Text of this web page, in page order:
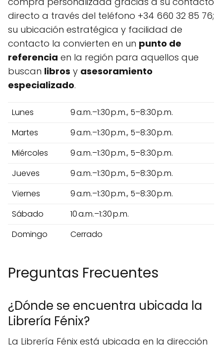
directo a través del teléfono +34 660 32 85 76;
su ubicación estratégica y facilidad de
contacto la convierten en un punto de
referencia en la región para aquellos que
buscan libros y asesoramiento
especializado.
Lunes
9 a.m.–1:30 p.m., 5–8:30 p.m.
Martes
9 a.m.–1:30 p.m., 5–8:30 p.m.
Miércoles
9 a.m.–1:30 p.m., 5–8:30 p.m.
Jueves
9 a.m.–1:30 p.m., 5–8:30 p.m.
Viernes
9 a.m.–1:30 p.m., 5–8:30 p.m.
Sábado
10 a.m.–1:30 p.m.
Domingo
Cerrado
Preguntas Frecuentes
¿Dónde se encuentra ubicada la
Librería Fénix?
La Librería Fénix está ubicada en la dirección